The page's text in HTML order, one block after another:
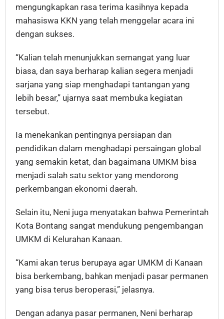
mengungkapkan rasa terima kasihnya kepada
mahasiswa KKN yang telah menggelar acara ini
dengan sukses.
“Kalian telah menunjukkan semangat yang luar
biasa, dan saya berharap kalian segera menjadi
sarjana yang siap menghadapi tantangan yang
lebih besar,” ujarnya saat membuka kegiatan
tersebut.
Ia menekankan pentingnya persiapan dan
pendidikan dalam menghadapi persaingan global
yang semakin ketat, dan bagaimana UMKM bisa
menjadi salah satu sektor yang mendorong
perkembangan ekonomi daerah.
Selain itu, Neni juga menyatakan bahwa Pemerintah
Kota Bontang sangat mendukung pengembangan
UMKM di Kelurahan Kanaan.
“Kami akan terus berupaya agar UMKM di Kanaan
bisa berkembang, bahkan menjadi pasar permanen
yang bisa terus beroperasi,” jelasnya.
Dengan adanya pasar permanen, Neni berharap